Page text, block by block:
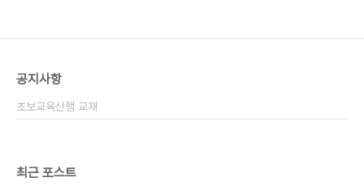
것들은 필수!!!! 산행을 워킹만 한다해도 등산을 좋아
어느산에 가기 될지..
공지사항
초보교육산행 교재
최근 포스트